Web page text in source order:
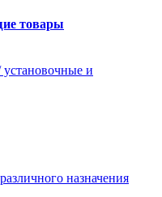
товары
установочные и
назначения